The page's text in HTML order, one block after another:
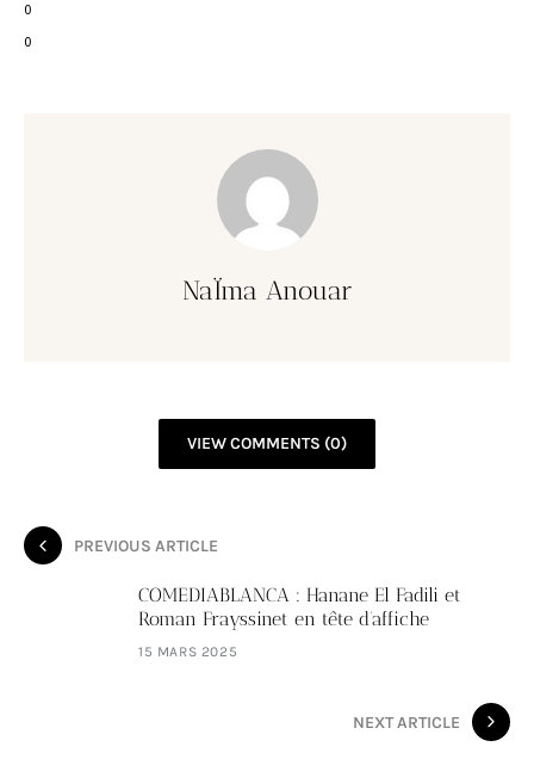
0
0
NaÏma Anouar
VIEW COMMENTS (0)
PREVIOUS ARTICLE
COMEDIABLANCA : Hanane El Fadili et
Roman Frayssinet en tête d’affiche
15 MARS 2025
NEXT ARTICLE